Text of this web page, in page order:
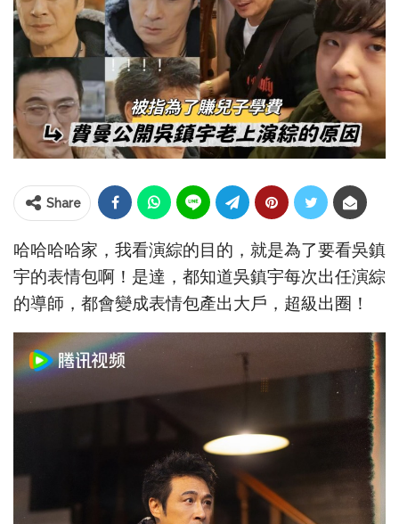
Share
哈哈哈哈家，我看演綜的目的，就是為了要看吳鎮
宇的表情包啊！是達，都知道吳鎮宇每次出任演綜
的導師，都會變成表情包產出大戶，超級出圈！